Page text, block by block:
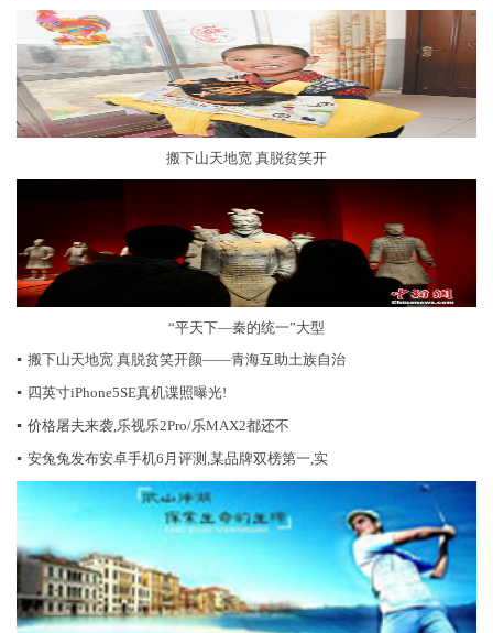
搬下山天地宽 真脱贫笑开
“平天下—秦的统一”大型
▪ 搬下山天地宽 真脱贫笑开颜——青海互助土族自治
▪ 四英寸iPhone5SE真机谍照曝光!
▪ 价格屠夫来袭,乐视乐2Pro/乐MAX2都还不
▪ 安兔兔发布安卓手机6月评测,某品牌双榜第一,实